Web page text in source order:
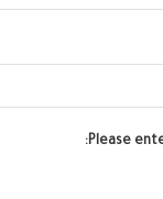
Please